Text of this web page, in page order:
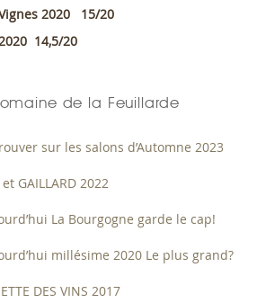
2020 15/20
14,5/20
de la Feuillarde
sur les salons d’Automne 2023
et GAILLARD 2022
La Bourgogne garde le cap!
millésime 2020 Le plus grand?
DES VINS 2017